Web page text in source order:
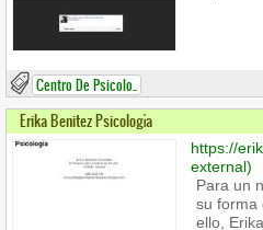
Centro De Psicolo..
Erika Benitez Psicología
https://
external)
Para un
su forma
ello,